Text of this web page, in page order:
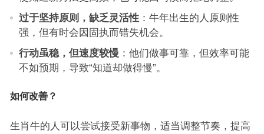
过于坚持原则，缺乏灵活性：牛年出生的人原则性
强，但有时会因固执而错失机会。
行动虽稳，但速度较慢 ：他们做事可靠，但效率可能
不如预期，导致“知道却做得慢”。
如何改善？
生肖牛的人可以尝试接受新事物，适当调整节奏，提高